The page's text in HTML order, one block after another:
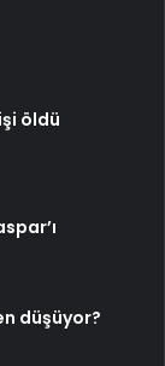
öldü
düşüyor?